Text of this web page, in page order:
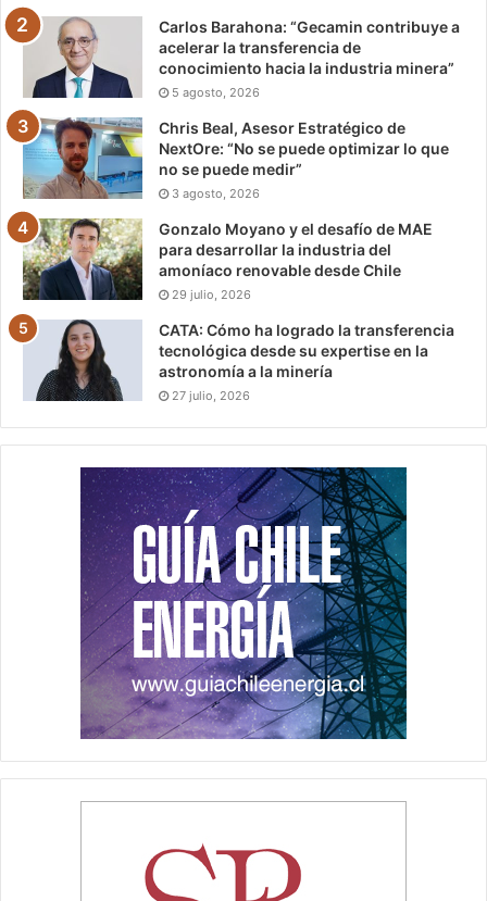
Carlos Barahona: “Gecamin contribuye a
acelerar la transferencia de
conocimiento hacia la industria minera”
5 agosto, 2026
Chris Beal, Asesor Estratégico de
NextOre: “No se puede optimizar lo que
no se puede medir”
3 agosto, 2026
Gonzalo Moyano y el desafío de MAE
para desarrollar la industria del
amoníaco renovable desde Chile
29 julio, 2026
CATA: Cómo ha logrado la transferencia
tecnológica desde su expertise en la
astronomía a la minería
27 julio, 2026